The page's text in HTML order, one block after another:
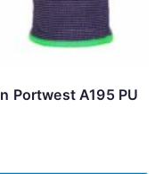
Portwest A195 PU